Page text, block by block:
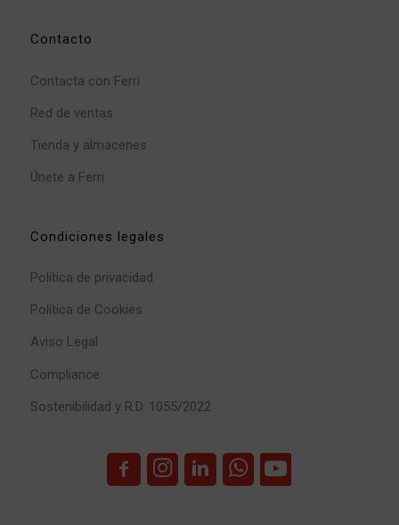
Contacto
Contacta con Ferri
Red de ventas
Tienda y almacenes
Únete a Ferri
Condiciones legales
Política de privacidad
Política de Cookies
Aviso Legal
Compliance
Sostenibilidad y R.D. 1055/2022